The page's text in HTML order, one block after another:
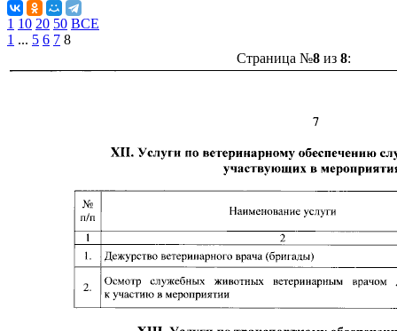
1 10 20 50 ВСЕ
1 ... 5 6 7 8
Страница №8из 8: